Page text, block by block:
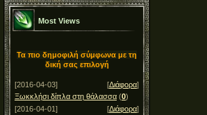
Most Views
Τα πιο δημοφιλή σύμφωνα με τη
δική σας επιλογή
[2016-04-03] [Διάφορα]
Ξωκκλήσι δίπλα στη θάλασσα (0)
[2016-04-01]
[Διάφορα]